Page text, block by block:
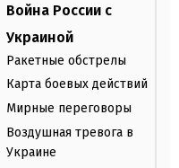
Война России с
Украиной
Ракетные обстрелы
Карта боевых действий
Мирные переговоры
Воздушная тревога в
Украине